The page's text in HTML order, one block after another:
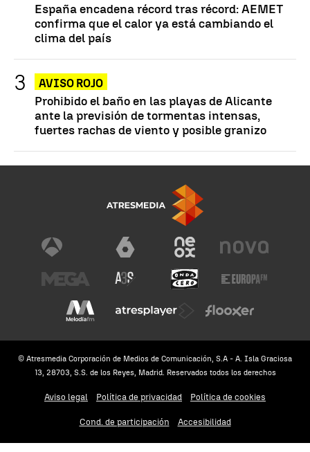
España encadena récord tras récord: AEMET
confirma que el calor ya está cambiando el
clima del país
AVISO ROJO
Prohibido el baño en las playas de Alicante
ante la previsión de tormentas intensas,
fuertes rachas de viento y posible granizo
© Atresmedia Corporación de Medios de Comunicación, S.A - A. Isla Graciosa
13, 28703, S.S. de los Reyes, Madrid. Reservados todos los derechos
Aviso legal Política de privacidad Política de cookies
Cond. de participación Accesibilidad